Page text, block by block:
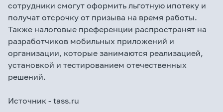
сотрудники смогут оформить льготную ипотеку и
получат отсрочку от призыва на время работы.
Также налоговые преференции распространят на
разработчиков мобильных приложений и
организации, которые занимаются реализацией,
установкой и тестированием отечественных
решений.
Источник - tass.ru